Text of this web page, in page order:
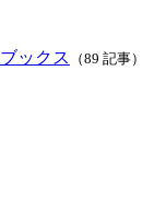
ックス （89 記事）